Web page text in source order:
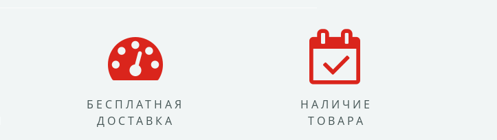
БЕСПЛАТНАЯ
ДОСТАВКА
НАЛИЧИЕ
ТОВАРА